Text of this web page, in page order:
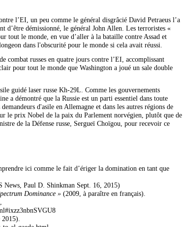
l’EI, un peu comme le général disgrâcié David Petraeus l’a
d’être démissionné, le général John Allen. Les terroristes «
tout le monde, en vue d’aller à la bataille contre Assad et
dans l'obscurité pour le monde si cela avait réussi.
combat russes en quatre jours contre l’EI, accomplissant
pour tout le monde que Washington a joué un sale double
guidé laser russe Kh-29L. Comme les gouvernements
a démontré que la Russie est un parti essentiel dans toute
d'asile en Allemagne et dans les autres régions de
le prix Nobel de la paix du Parlement norvégien, plutôt que de
de la Défense russe, Sergueï Choïgou, pour recevoir ce
ici comme le fait d’ériger la domination en tant que
News, Paul D. Shinkman Sept. 16, 2015)
Dominance »(2009, à paraître en français).